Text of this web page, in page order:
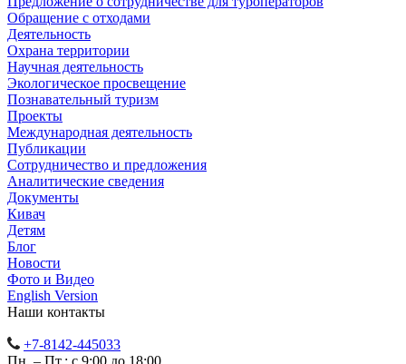
Обращение с отходами
Деятельность
Охрана территории
Научная деятельность
Экологическое просвещение
Познавательный туризм
Проекты
Международная деятельность
Публикации
Сотрудничество и предложения
Аналитические сведения
Документы
Кивач
Детям
Блог
Новости
Фото и Видео
English Version
Наши контакты
+7-8142-445033
Пн. – Пт.: с 9:00 до 18:00